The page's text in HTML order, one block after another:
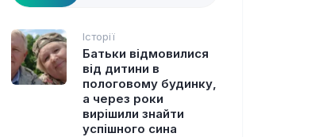
Історії
Батьки відмовилися
від дитини в
пологовому будинку,
а через роки
вирішили знайти
успішного сина